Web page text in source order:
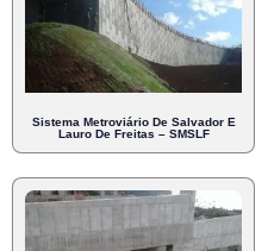
Sistema Metroviário De Salvador E
Lauro De Freitas – SMSLF